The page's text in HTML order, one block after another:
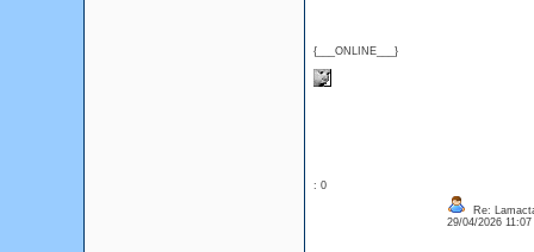
{___ONLINE___}
: 0
Re:
29/04/2026